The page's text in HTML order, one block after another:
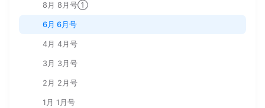
8月 8月号①
6月 6月号
4月 4月号
3月 3月号
2月 2月号
1月 1月号